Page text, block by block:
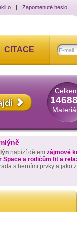
o | Zapomenuté heslo
CITACE
nabízí dětem zájmové
Space a rodičům fit a
s herními prvky a jako